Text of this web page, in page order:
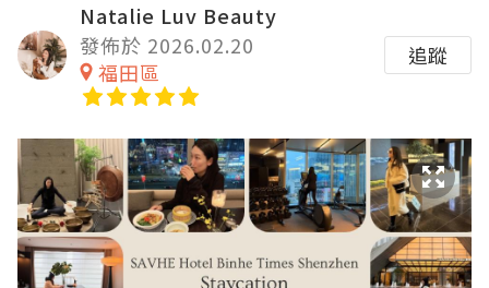
Natalie Luv Beauty
發佈於 2026.02.20
福田區
追蹤